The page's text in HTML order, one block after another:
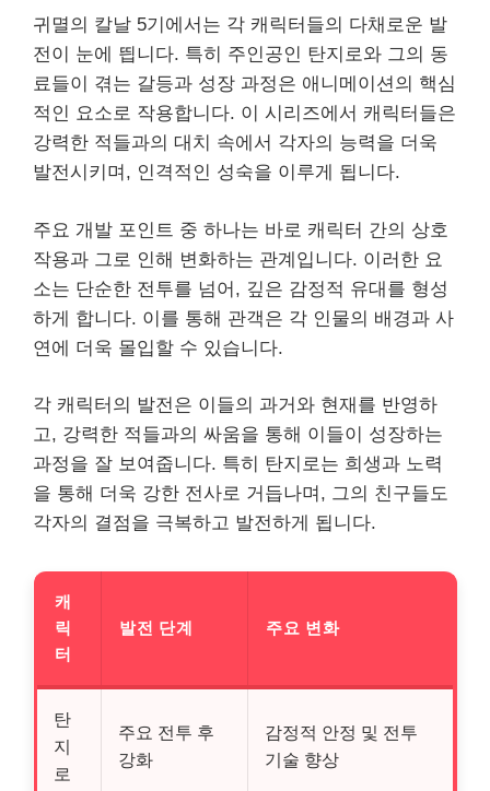
귀멸의 칼날 5기에서는 각 캐릭터들의 다채로운 발
전이 눈에 띕니다. 특히 주인공인 탄지로와 그의 동
료들이 겪는 갈등과 성장 과정은 애니메이션의 핵심
적인 요소로 작용합니다. 이 시리즈에서 캐릭터들은
강력한 적들과의 대치 속에서 각자의 능력을 더욱
발전시키며, 인격적인 성숙을 이루게 됩니다.
주요 개발 포인트 중 하나는 바로 캐릭터 간의 상호
작용과 그로 인해 변화하는 관계입니다. 이러한 요
소는 단순한 전투를 넘어, 깊은 감정적 유대를 형성
하게 합니다. 이를 통해 관객은 각 인물의 배경과 사
연에 더욱 몰입할 수 있습니다.
각 캐릭터의 발전은 이들의 과거와 현재를 반영하
고, 강력한 적들과의 싸움을 통해 이들이 성장하는
과정을 잘 보여줍니다. 특히 탄지로는 희생과 노력
을 통해 더욱 강한 전사로 거듭나며, 그의 친구들도
각자의 결점을 극복하고 발전하게 됩니다.
캐
릭
터
발전 단계 주요 변화
탄
지
로
주요 전투 후
강화
감정적 안정 및 전투
기술 향상